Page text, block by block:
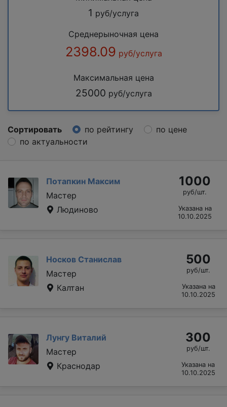
1 руб/услуга
Среднерыночная цена
2398.09 руб/услуга
Максимальная цена
25000 руб/услуга
Сортировать по рейтингу
по цене
по актуальности
Потапкин Максим
Мастер
Людиново
1000
руб/шт.
Указана на
10.10.2025
Носков Станислав
Мастер
Калтан
500
руб/шт.
Указана на
10.10.2025
Лунгу Виталий
Мастер
Краснодар
300
руб/шт.
Указана на
10.10.2025